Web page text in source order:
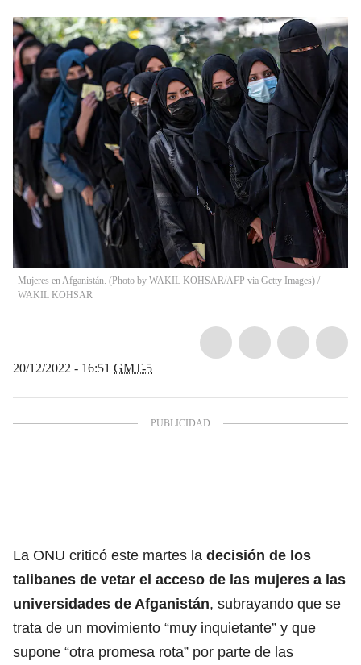
Mujeres en Afganistán. (Photo by WAKIL KOHSAR/AFP via Getty Images) /
WAKIL KOHSAR
20/12/2022 - 16:51 GMT-5
La ONU criticó este martes la decisión de los
talibanes de vetar el acceso de las mujeres a las
universidades de Afganistán, subrayando que se
trata de un movimiento “muy inquietante” y que
supone “otra promesa rota” por parte de las